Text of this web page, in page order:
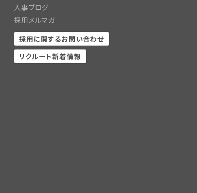
人事ブログ
採用メルマガ
採用に関するお問い合わせ
リクルート新着情報